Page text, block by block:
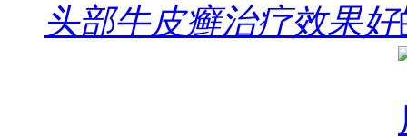
头部牛皮癣治疗效果好